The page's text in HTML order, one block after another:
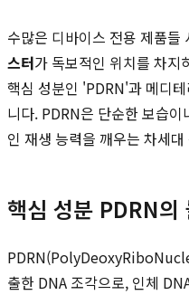
수많은 디바이스 전용 제품들
스터가 독보적인 위치를 차지
핵심 성분인 'PDRN'과 메디
니다. PDRN은 단순한 보습
인 재생 능력을 깨우는 차세
핵심 성분 PDRN의
출한 DNA 조각으로, 인체